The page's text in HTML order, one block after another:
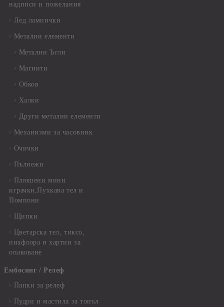
надписи и пожелания
Лед лампички
Метални елементи
Метални Ъгли
Магнити
Обков
Халки
Други метални елементи
Механизми за часовник
Очички
Пълнежи
Плюшени мини
играчки,Пухкава тел и
Помпони
Щипки
Цветарска тел, тиксо,
пиафлора и хартии за
опаковане
Ембосинг / Релеф
Папки за релеф
Пудри и мастила за топъл